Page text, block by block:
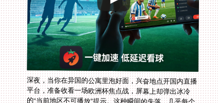
深夜，当你在异国的公寓里泡好面，兴奋地点开国内直播
平台，准备收看一场欧洲杯焦点战，屏幕上却弹出冰冷
的“当前地区不可播放”提示。这种瞬间的失落，几乎每个
在海外想看中文解说的球迷都经历过。无论是追欧洲杯，
还是盼着世界杯，地域版权限制就像一堵无形的墙，把我
们的观赛热情挡在外面。问题根源在于，国内平台的服务
只面向中国大陆IP。别急，这篇文章就是为你准备的终极
指南。我们将一步步拆解，如何利用一个靠谱的回国加速
器，轻松绕过这堵墙，重新连接你熟悉的解说声和赛事直